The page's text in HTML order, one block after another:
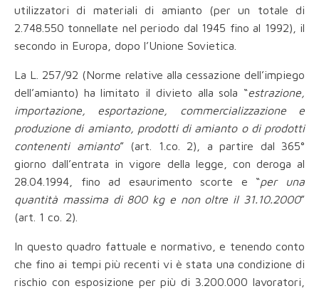
utilizzatori di materiali di amianto (per un totale di
2.748.550 tonnellate nel periodo dal 1945 fino al 1992), il
secondo in Europa, dopo l’Unione Sovietica.
La L. 257/92 (Norme relative alla cessazione dell’impiego
dell’amianto) ha limitato il divieto alla sola “estrazione,
importazione, esportazione, commercializzazione e
produzione di amianto, prodotti di amianto o di prodotti
contenenti amianto” (art. 1.co. 2), a partire dal 365°
giorno dall’entrata in vigore della legge, con deroga al
28.04.1994, fino ad esaurimento scorte e “per una
quantità massima di 800 kg e non oltre il 31.10.2000”
(art. 1 co. 2).
In questo quadro fattuale e normativo, e tenendo conto
che fino ai tempi più recenti vi è stata una condizione di
rischio con esposizione per più di 3.200.000 lavoratori,